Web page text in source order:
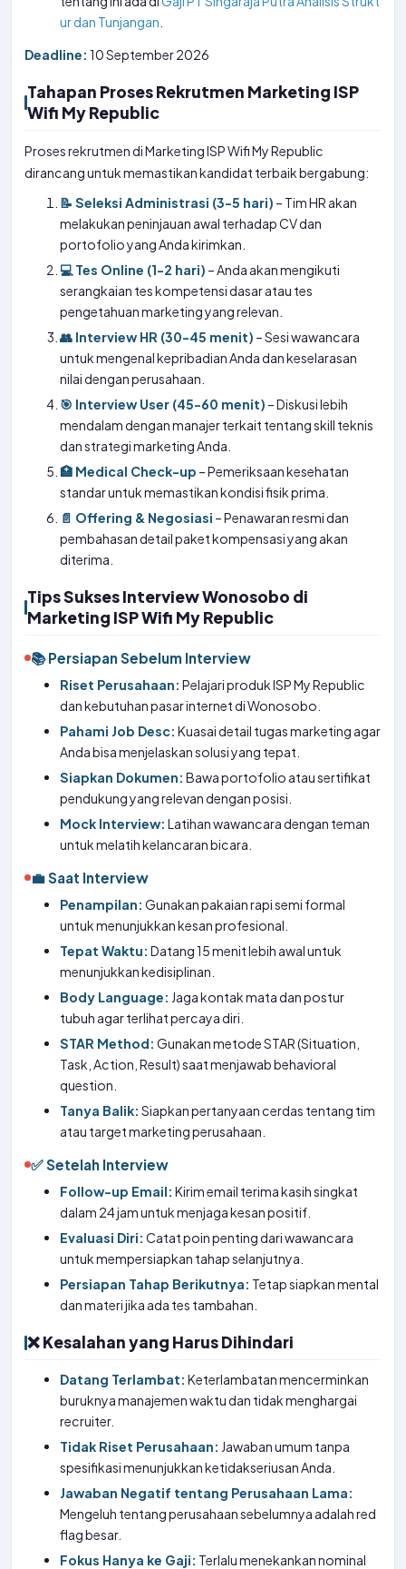
ur dan Tunjangan
Deadline: 10 September 2026
Tahapan Proses Rekrutmen Marketing ISP
Wifi My Republic
Proses rekrutmen di Marketing ISP Wifi My Republic
dirancang untuk memastikan kandidat terbaik bergabung:
📝 Seleksi Administrasi (3-5 hari) – Tim HR akan
melakukan peninjauan awal terhadap CV dan
portofolio yang Anda kirimkan.
💻 Tes Online (1-2 hari) – Anda akan mengikuti
serangkaian tes kompetensi dasar atau tes
pengetahuan marketing yang relevan.
👥 Interview HR (30-45 menit) – Sesi wawancara
untuk mengenal kepribadian Anda dan keselarasan
nilai dengan perusahaan.
🎯 Interview User (45-60 menit) – Diskusi lebih
mendalam dengan manajer terkait tentang skill teknis
dan strategi marketing Anda.
🏥 Medical Check-up – Pemeriksaan kesehatan
standar untuk memastikan kondisi fisik prima.
📄 Offering & Negosiasi – Penawaran resmi dan
pembahasan detail paket kompensasi yang akan
diterima.
Tips Sukses Interview Wonosobo di
Marketing ISP Wifi My Republic
📚 Persiapan Sebelum Interview
Riset Perusahaan: Pelajari produk ISP My Republic
dan kebutuhan pasar internet di Wonosobo.
Pahami Job Desc: Kuasai detail tugas marketing agar
Anda bisa menjelaskan solusi yang tepat.
Siapkan Dokumen: Bawa portofolio atau sertifikat
pendukung yang relevan dengan posisi.
Mock Interview: Latihan wawancara dengan teman
untuk melatih kelancaran bicara.
💼 Saat Interview
Penampilan: Gunakan pakaian rapi semi formal
untuk menunjukkan kesan profesional.
Tepat Waktu: Datang 15 menit lebih awal untuk
menunjukkan kedisiplinan.
Body Language: Jaga kontak mata dan postur
tubuh agar terlihat percaya diri.
STAR Method: Gunakan metode STAR (Situation,
Task, Action, Result) saat menjawab behavioral
question.
Tanya Balik: Siapkan pertanyaan cerdas tentang tim
atau target marketing perusahaan.
✅ Setelah Interview
Follow-up Email: Kirim email terima kasih singkat
dalam 24 jam untuk menjaga kesan positif.
Evaluasi Diri: Catat poin penting dari wawancara
untuk mempersiapkan tahap selanjutnya.
Persiapan Tahap Berikutnya: Tetap siapkan mental
dan materi jika ada tes tambahan.
❌ Kesalahan yang Harus Dihindari
Datang Terlambat: Keterlambatan mencerminkan
buruknya manajemen waktu dan tidak menghargai
recruiter.
Tidak Riset Perusahaan: Jawaban umum tanpa
spesifikasi menunjukkan ketidakseriusan Anda.
Jawaban Negatif tentang Perusahaan Lama:
Mengeluh tentang perusahaan sebelumnya adalah red
flag besar.
Fokus Hanya ke Gaji: Terlalu menekankan nominal